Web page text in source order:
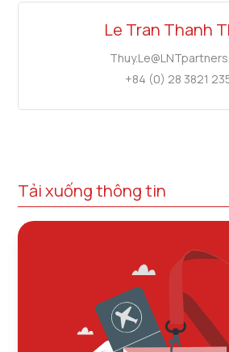
Le Tran Thanh
+84 (0) 28 3821
Tải xuống thông tin